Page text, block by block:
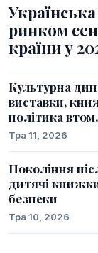
ринком
країни у
Культурна
виставки,
політика
Тра 11, 2026
Покоління
дитячі
безпеки
Тра 10, 2026